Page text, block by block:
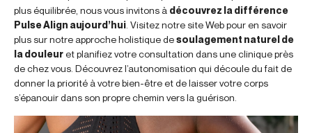
plus équilibrée, nous vous invitons à découvrez la différence
Pulse Align aujourd’hui . Visitez notre site Web pour en savoir
plus sur notre approche holistique desoulagement naturel de
la douleuret planifiez votre consultation dans une clinique près
de chez vous. Découvrez l’autonomisation qui découle du fait de
donner la priorité à votre bien-être et de laisser votre corps
s’épanouir dans son propre chemin vers la guérison.